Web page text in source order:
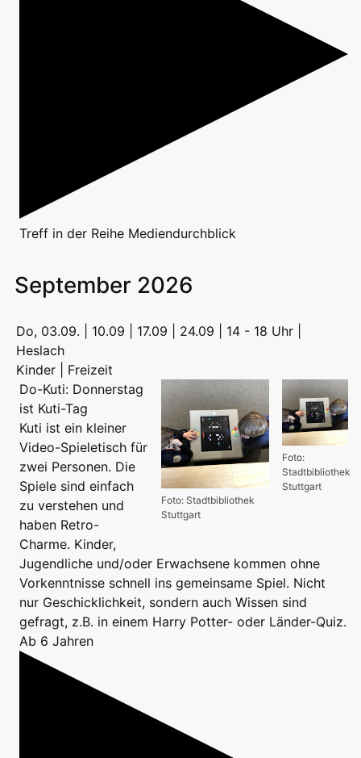
Treff in der Reihe Mediendurchblick
September 2026
Do, 03.09. | 10.09 | 17.09 | 24.09 | 14 - 18 Uhr |
Heslach
Kinder | Freizeit
Foto:
Stadtbibliothek
Stuttgart
Foto: Stadtbibliothek
Stuttgart
Do-Kuti: Donnerstag
ist Kuti-Tag
Kuti ist ein kleiner
Video-Spieletisch für
zwei Personen. Die
Spiele sind einfach
zu verstehen und
haben Retro-
Charme. Kinder,
Jugendliche und/oder Erwachsene kommen ohne
Vorkenntnisse schnell ins gemeinsame Spiel. Nicht
nur Geschicklichkeit, sondern auch Wissen sind
gefragt, z.B. in einem Harry Potter- oder Länder-Quiz.
Ab 6 Jahren